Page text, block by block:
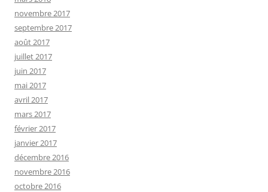
novembre 2017
septembre 2017
août 2017
juillet 2017
juin 2017
mai 2017
avril 2017
mars 2017
février 2017
janvier 2017
décembre 2016
novembre 2016
octobre 2016